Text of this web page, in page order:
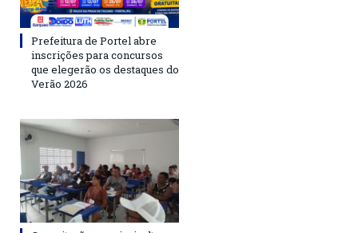
Prefeitura de Portel abre
inscrições para concursos
que elegerão os destaques do
Verão 2026